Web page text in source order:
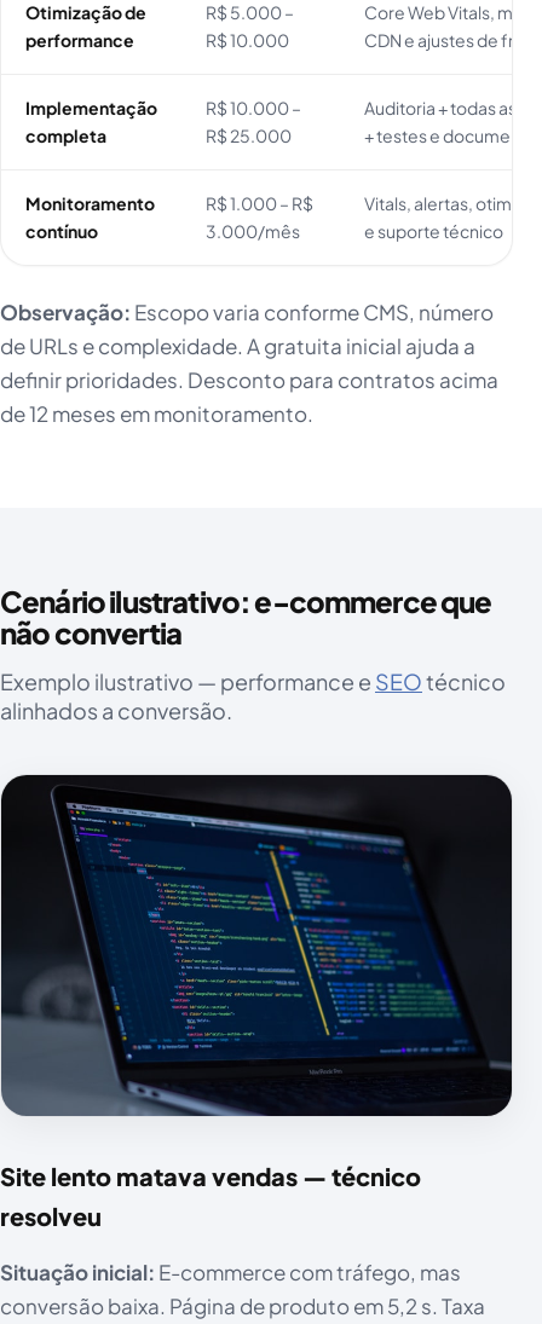
Otimização de
performance
R$ 5.000 –
R$ 10.000
Core Web Vitals, meta
CDN e ajustes de front
Implementação
completa
R$ 10.000 –
R$ 25.000
Auditoria + todas as
+ testes e
Monitoramento
contínuo
R$ 1.000 – R$
3.000/mês
Vitals, alertas,
e suporte técnico
Observação: Escopo varia conforme CMS, número
de URLs e complexidade. A gratuita inicial ajuda a
definir prioridades. Desconto para contratos acima
de 12 meses em monitoramento.
Cenário ilustrativo: e-commerce que
não convertia
Exemplo ilustrativo — performance e SEOtécnico
alinhados a conversão.
Site lento matava vendas — técnico
resolveu
Situação inicial: E-commerce com tráfego, mas
conversão baixa. Página de produto em 5,2 s. Taxa